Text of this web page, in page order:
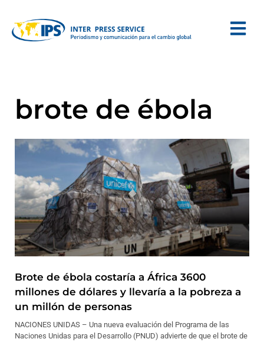
brote de ébola
Brote de ébola costaría a África 3600
millones de dólares y llevaría a la pobreza a
un millón de personas
NACIONES UNIDAS – Una nueva evaluación del Programa de las
Naciones Unidas para el Desarrollo (PNUD) advierte de que el brote de